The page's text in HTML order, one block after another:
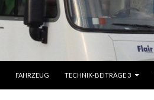
FAHRZEUG TECHNIK-BEITRÄGE 3